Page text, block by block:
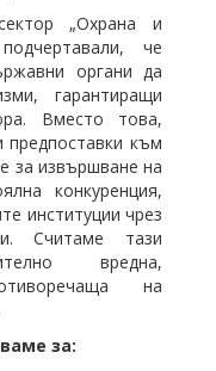
„Охрана и
че
органи да
гарантиращи
Вместо това,
предпоставки към
за извършване на
конкуренция,
институции чрез
Считаме тази
вредна,
на
за: